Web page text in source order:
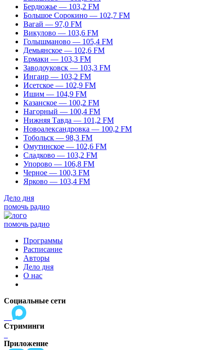
Бердюжье — 103,2 FM
Большое Сорокино — 102,7 FM
Вагай — 97,0 FM
Викулово — 103,6 FM
Голышманово — 105,4 FM
Демьянское — 102,6 FM
Ермаки — 103,3 FM
Заводоуковск — 103,3 FM
Ингаир — 103,2 FM
Исетское — 102,9 FM
Ишим — 104,9 FM
Казанское — 100,2 FM
Нагорный — 100,4 FM
Нижняя Тавда — 101,2 FM
Новоалександровка — 100,2 FM
Тобольск — 98,3 FM
Омутинское — 102,6 FM
Сладково — 103,2 FM
Упорово — 106,8 FM
Черное — 100,3 FM
Ярково — 103,4 FM
Дело дня
помочь радио
помочь радио
Программы
Расписание
Авторы
Дело дня
О нас
Социальные сети
Стриминги
Приложение